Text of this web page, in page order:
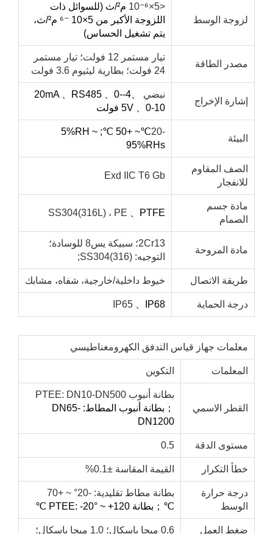
الوسط
م²/ث (للسوائل ذات
اللزوجة الأكبر من 5×10
⁻⁶
م²/ث،
يتم تشغيل الحساس)
الطاقة
تيار مستمر 12 فولت؛ تيار مستمر
الإخراج
、
4-20mA
、RS485
0-
5V
~ +50
℃
; 5%RH ~
95%RHs
المقاوم
Exd IIC T6 Gb
جسم
SS304(316L) ، PE、
المروحة
2Cr13؛ سبيكة يس8 للوسادة؛
التوجيه: SS304(316);
الاتصال خيوط داخلية/خارجية، شفاه، مشابك
الحماية IP65、
جهاز قياس التدفق الكهرومغناطيسي
الاسمي
بطانة أنبوب PTEE: DN10-DN500
；
بطانة أنبوب المطاط: DN65-
DN1200
الدقة 0.5
التكرار القيمة المقاسة ±0.1%
حرارة
بطانة مطاط تقليدية: -20° ~ +70
بطانة PTEE: -20° ~ +120 ℃
العمل 0.6 ميجا باسكال؛ 1.0 ميجا باسكال؛